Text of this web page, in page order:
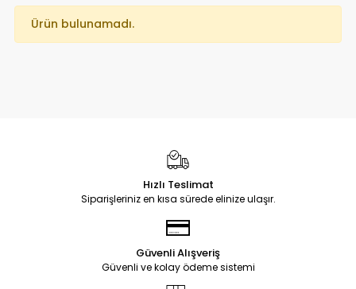
Ürün bulunamadı.
Hızlı Teslimat
Siparişleriniz en kısa sürede elinize ulaşır.
Güvenli Alışveriş
Güvenli ve kolay ödeme sistemi